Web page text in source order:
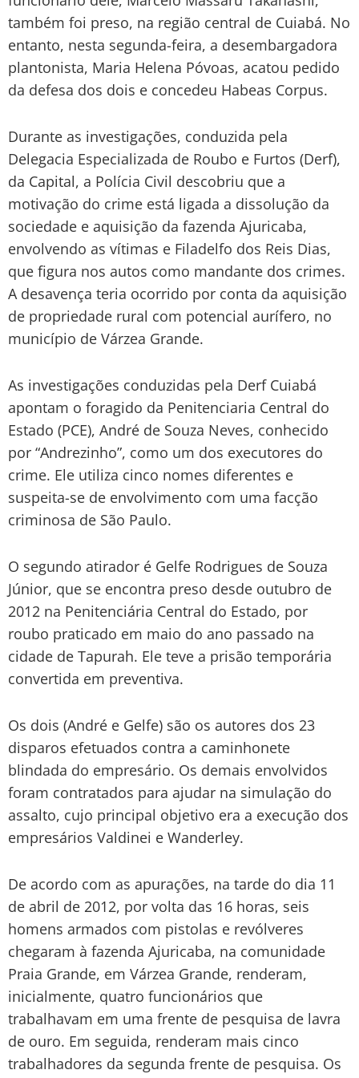
também foi preso, na região central de Cuiabá. No
entanto, nesta segunda-feira, a desembargadora
plantonista, Maria Helena Póvoas, acatou pedido
da defesa dos dois e concedeu Habeas Corpus.
Durante as investigações, conduzida pela
Delegacia Especializada de Roubo e Furtos (Derf),
da Capital, a Polícia Civil descobriu que a
motivação do crime está ligada a dissolução da
sociedade e aquisição da fazenda Ajuricaba,
envolvendo as vítimas e Filadelfo dos Reis Dias,
que figura nos autos como mandante dos crimes.
A desavença teria ocorrido por conta da aquisição
de propriedade rural com potencial aurífero, no
município de Várzea Grande.
As investigações conduzidas pela Derf Cuiabá
apontam o foragido da Penitenciaria Central do
Estado (PCE), André de Souza Neves, conhecido
por “Andrezinho”, como um dos executores do
crime. Ele utiliza cinco nomes diferentes e
suspeita-se de envolvimento com uma facção
criminosa de São Paulo.
O segundo atirador é Gelfe Rodrigues de Souza
Júnior, que se encontra preso desde outubro de
2012 na Penitenciária Central do Estado, por
roubo praticado em maio do ano passado na
cidade de Tapurah. Ele teve a prisão temporária
convertida em preventiva.
Os dois (André e Gelfe) são os autores dos 23
disparos efetuados contra a caminhonete
blindada do empresário. Os demais envolvidos
foram contratados para ajudar na simulação do
assalto, cujo principal objetivo era a execução dos
empresários Valdinei e Wanderley.
De acordo com as apurações, na tarde do dia 11
de abril de 2012, por volta das 16 horas, seis
homens armados com pistolas e revólveres
chegaram à fazenda Ajuricaba, na comunidade
Praia Grande, em Várzea Grande, renderam,
inicialmente, quatro funcionários que
trabalhavam em uma frente de pesquisa de lavra
de ouro. Em seguida, renderam mais cinco
trabalhadores da segunda frente de pesquisa. Os